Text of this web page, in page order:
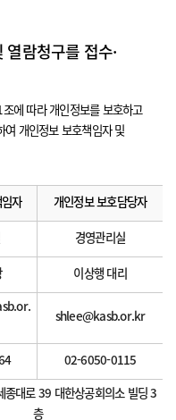
람청구를 접수·
에 따라 개인정보를 보호하고
여 개인정보 보호책임자 및
자 개인정보 보호담당자
경영관리실
이상행 대리
shlee@kasb.or.kr
02-6050-0115
종대로 39 대한상공회의소 빌딩 3
층